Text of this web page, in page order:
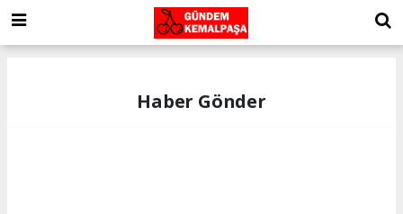
Haber Gönder